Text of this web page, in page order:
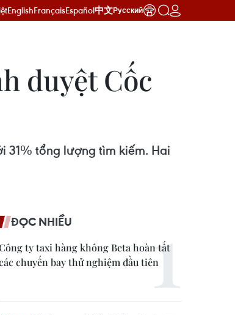
EnglishFrançaisEspañol中文Русский
duyệt Cốc
31% tổng lượng tìm kiếm. Hai
ĐỌC NHIỀU
ty taxi hàng không Beta hoàn tất
chuyến bay thử nghiệm đầu tiên